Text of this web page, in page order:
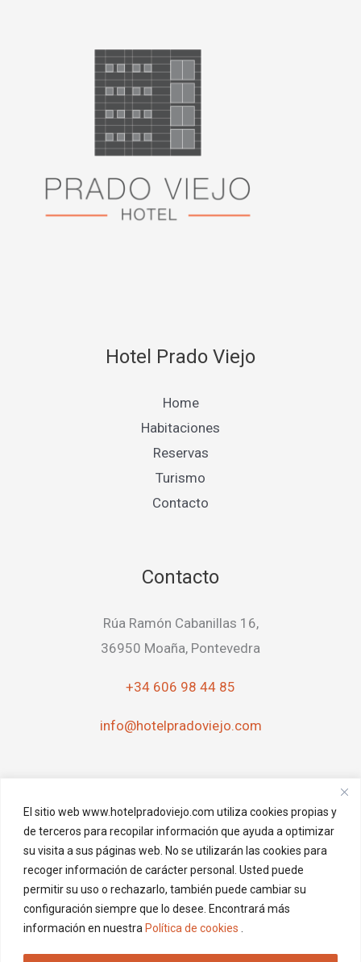
El sitio web www.hotelpradoviejo.com utiliza cookies propias y
de terceros para recopilar información que ayuda a optimizar
su visita a sus páginas web. No se utilizarán las cookies para
recoger información de carácter personal. Usted puede
permitir su uso o rechazarlo, también puede cambiar su
configuración siempre que lo desee. Encontrará más
información en nuestra Política de cookies
Hotel Prado Viejo
Home
Habitaciones
Reservas
Turismo
Contacto
Contacto
Rúa Ramón Cabanillas 16,
36950 Moaña, Pontevedra
+34 606 98 44 85
info@hotelpradoviejo.com
Aviso Legal
Aviso Legal
Política de privacidad
Política de cookies
Subvenciones y ayudas